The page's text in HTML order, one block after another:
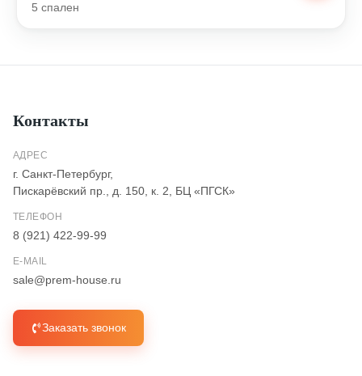
5 спален
Контакты
АДРЕС
г. Санкт-Петербург,
Пискарёвский пр., д. 150, к. 2, БЦ «ПГСК»
ТЕЛЕФОН
8 (921) 422-99-99
E-MAIL
sale@prem-house.ru
Заказать звонок